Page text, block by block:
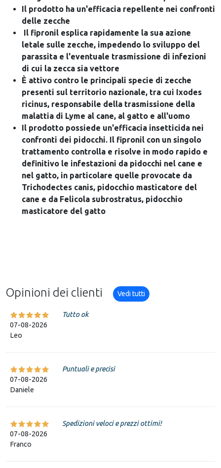
Il prodotto ha un'efficacia repellente nei confronti
delle zecche
Il fipronil esplica rapidamente la sua azione
letale sulle zecche, impedendo lo sviluppo del
parassita e l'eventuale trasmissione di infezioni
di cui la zecca sia vettore
È attivo contro le principali specie di zecche
presenti sul territorio nazionale, tra cui Ixodes
ricinus, responsabile della trasmissione della
malattia di Lyme al cane, al gatto e all'uomo
Il prodotto possiede un'efficacia insetticida nei
confronti dei pidocchi. Il fipronil con un singolo
trattamento controlla e risolve in modo rapido e
definitivo le infestazioni da pidocchi nel cane e
nel gatto, in particolare quelle provocate da
Trichodectes canis, pidocchio masticatore del
cane e da Felicola subrostratus, pidocchio
masticatore del gatto
Opinioni dei clienti Vedi tutti
07-08-2026
Leo
Tutto ok
07-08-2026
Daniele
Puntuali e precisi
07-08-2026
Franco
Spedizioni veloci e prezzi ottimi!